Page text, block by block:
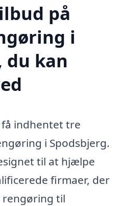
på
i
du kan
indhentet tre
i Spodsbjerg.
til at hjælpe
firmaer, der
rengøring til